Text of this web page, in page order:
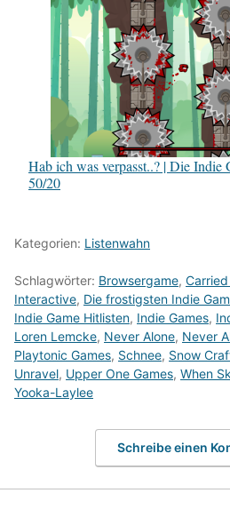
Hab ich was verpasst..? | Die
50/20
Kategorien: Listenwahn
Schlagwörter: Browsergame,
Interactive, Die frostigsten Indie
Indie Game Hitlisten, Indie Games,
Loren Lemcke, Never Alone, Never
Playtonic Games, Schnee, Snow
Unravel, Upper One Games, When
Yooka-Laylee
Schreibe einen